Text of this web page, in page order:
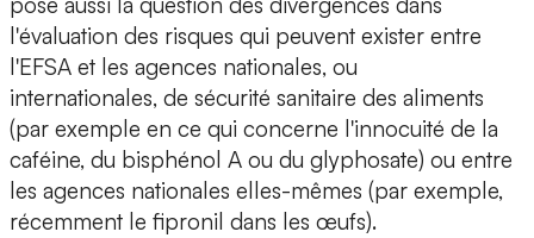
l'évaluation des risques qui peuvent exister entre
l'EFSA et les agences nationales, ou
internationales, de sécurité sanitaire des aliments
(par exemple en ce qui concerne l'innocuité de la
caféine, du bisphénol A ou du glyphosate) ou entre
les agences nationales elles-mêmes (par exemple,
récemment le fipronil dans les œufs).